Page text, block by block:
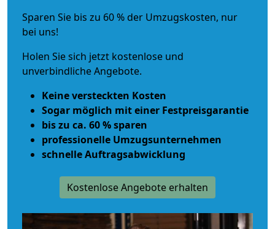
Sparen Sie bis zu 60 % der Umzugskosten, nur
bei uns!
Holen Sie sich jetzt kostenlose und
unverbindliche Angebote.
Keine versteckten Kosten
Sogar möglich mit einer Festpreisgarantie
bis zu ca. 60 % sparen
professionelle Umzugsunternehmen
schnelle Auftragsabwicklung
Kostenlose Angebote erhalten